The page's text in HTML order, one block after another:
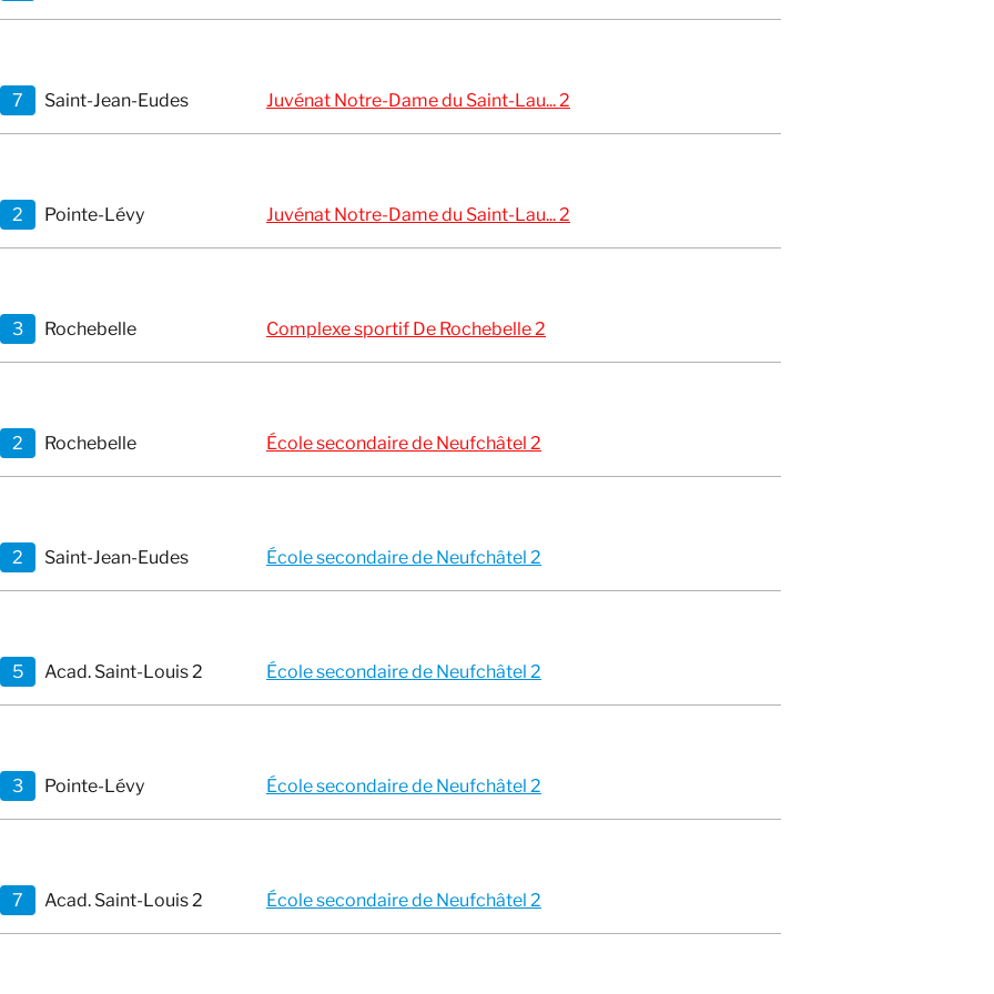
7 Saint-Jean-Eudes Juvénat Notre-Dame du Saint-Lau... 2
2 Pointe-Lévy Juvénat Notre-Dame du Saint-Lau... 2
3 Rochebelle Complexe sportif De Rochebelle 2
2 Rochebelle École secondaire de Neufchâtel 2
2 Saint-Jean-Eudes École secondaire de Neufchâtel 2
5 Acad. Saint-Louis 2 École secondaire de Neufchâtel 2
3 Pointe-Lévy École secondaire de Neufchâtel 2
7 Acad. Saint-Louis 2 École secondaire de Neufchâtel 2